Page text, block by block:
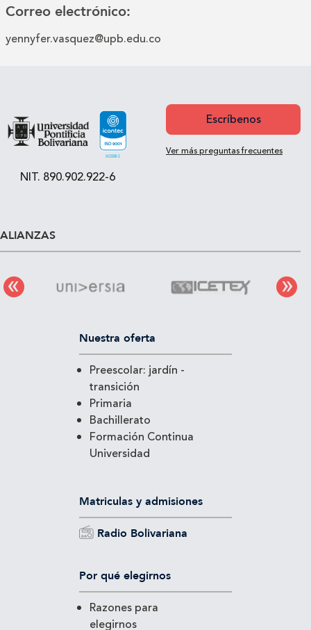
Correo electrónico:
yennyfer.vasquez@upb.edu.co
NIT. 890.902.922-6
Escríbenos
Ver más preguntas frecuentes
ALIANZAS
Nuestra oferta
Preescolar: jardín -
transición
Primaria
Bachillerato
Formación Continua
Universidad
Matriculas y admisiones
Radio Bolivariana
Por qué elegirnos
Razones para
elegirnos